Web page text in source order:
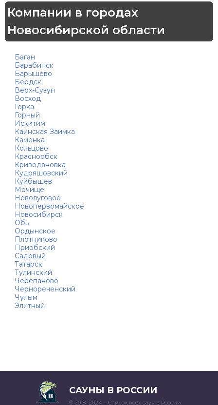
Компании в городах
Новосибирской области
Баган
Барабинск
Барышево
Бердск
Верх-Сузун
Восход
Горка
Горный
Искитим
Каинская Заимка
Каменка
Кольцово
Краснообск
Криводановка
Кудряшовский
Куйбышев
Мочище
Новолуговое
Новопервомайское
Новосибирск
Обь
Ордынское
Плотниково
Приобский
Садовый
Татарск
Тулинский
Черепаново
Чернореченский
Чулым
Элитный
САУНЫ В РОССИИ
© 2018–2024 – Список всех саун в России